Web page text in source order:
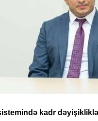
kadr